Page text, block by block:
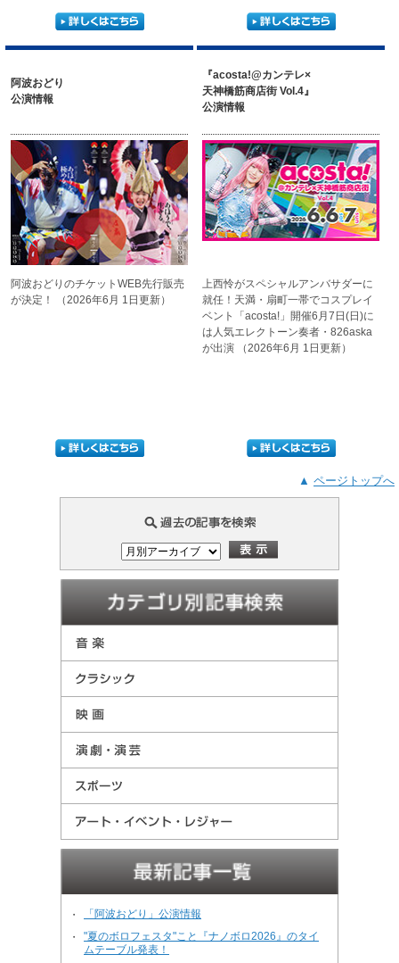
阿波おどり
公演情報
阿波おどりのチケットWEB先行販売
が決定！
（2026年6月 1日更新）
『acosta!@カンテレ×
天神橋筋商店街 Vol.4』
公演情報
上西怜がスペシャルアンバサダーに
就任！天満・扇町一帯でコスプレイ
ベント「acosta!」開催6月7日(日)に
は人気エレクトーン奏者・826aska
が出演 （2026年6月 1日更新）
▲ ページトップへ
・
「阿波おどり」公演情報
・
"夏のボロフェスタ"こと『ナノボロ2026』のタイ
ムテーブル発表！